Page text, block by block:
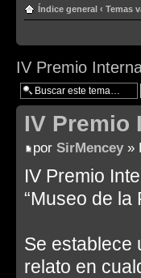
Índice general ‹ Temas
IV Premio
IV Premio
por SirMencey »
IV Premio
“Museo de la
Se establece
relato en